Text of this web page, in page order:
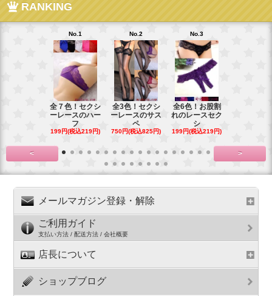
RANKING
No.1
全７色！セクシ
ーレースのハー
フ
199円(税込219円)
No.2
全3色！セクシ
ーレースのサス
ペ
750円(税込825円)
No.3
全6色！お股割
れのレースセク
シ
199円(税込219円)
< >
メールマガジン登録・解除
ご利用ガイド
支払い方法 / 配送方法 / 会社概要
店長について
ショップブログ